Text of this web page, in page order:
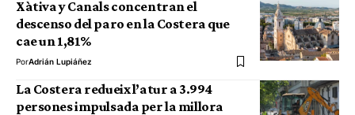
Xàtiva y Canals concentran el
descenso del paro en la Costera que
cae un 1,81%
PorAdrián Lupiáñez
La Costera redueix l’atur a 3.994
persones impulsada per la millora